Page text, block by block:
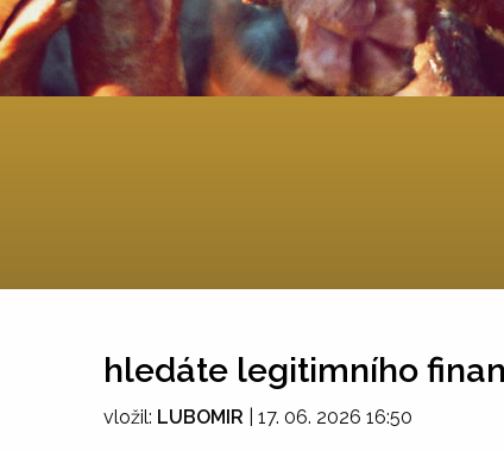
hledáte legitimního
vložil: LUBOMIR 17. 06. 2026 16:50